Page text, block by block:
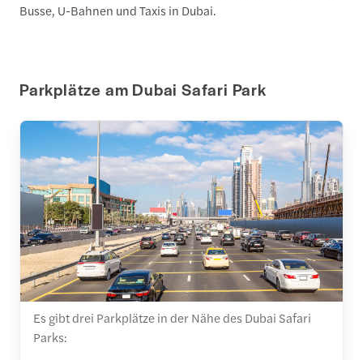
Busse, U-Bahnen und Taxis in Dubai.
Parkplätze am Dubai Safari Park
Es gibt drei Parkplätze in der Nähe des Dubai Safari
Parks: